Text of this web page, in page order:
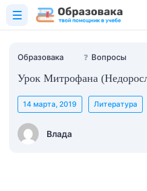
Образовака ❓ Вопросы
Урок Митрофана
Влада
14 марта, 2019 Литература